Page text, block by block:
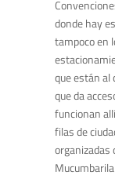
donde hay
tampoco en
que están al
que da
funcionan
filas de
organizadas